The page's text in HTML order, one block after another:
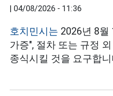
04/08/2026 - 11:36
호치민시는 2026년 8월
가증", 절차 또는 규정
종식시킬 것을 요구합니